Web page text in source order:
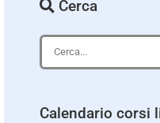
Cerca
Calendario corsi